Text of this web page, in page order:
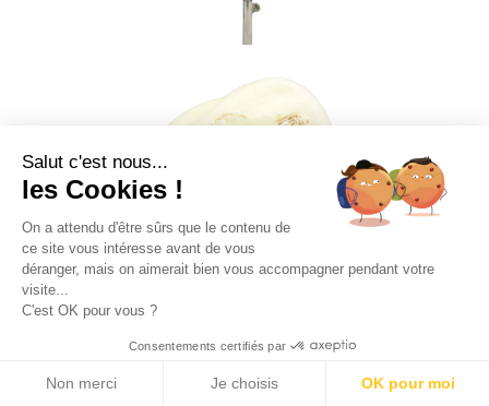
74€
Salut c'est nous...
les Cookies !
On a attendu d'être sûrs que le contenu de
ce site vous intéresse avant de vous
déranger, mais on aimerait bien vous accompagner pendant votre
visite...
C'est OK pour vous ?
Consentements certifiés par
Non merci Je choisis OK pour moi